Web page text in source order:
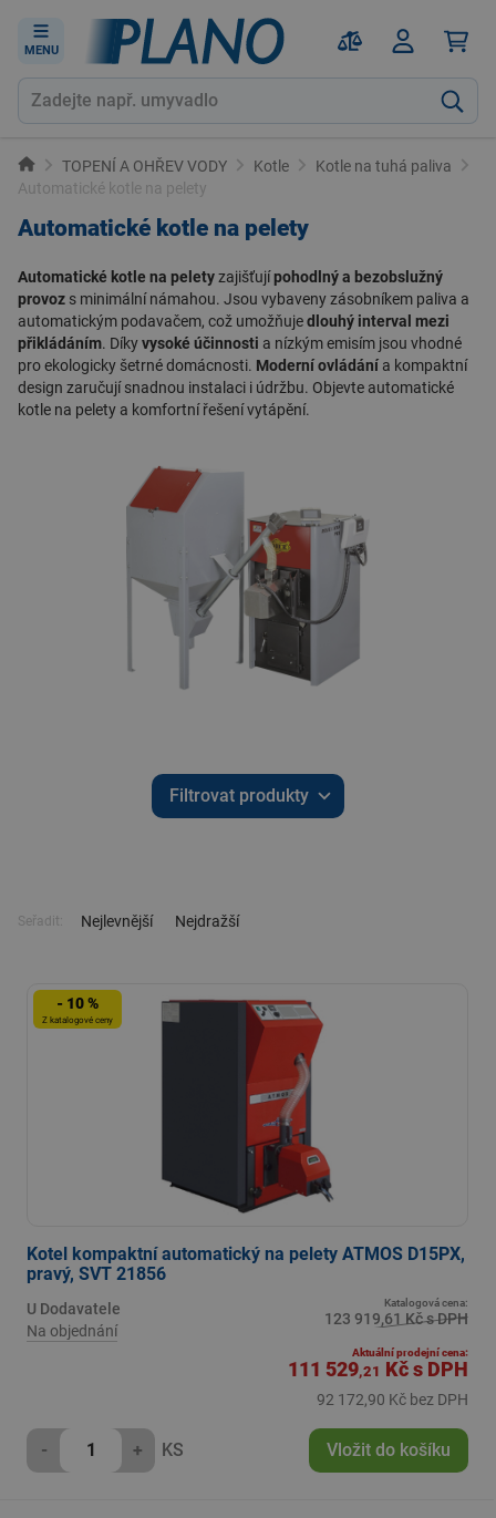
MENU
TOPENÍ A OHŘEV VODY Kotle
Kotle na tuhá paliva
Automatické kotle na pelety
Automatické kotle na pelety
Automatické kotle na peletyzajišťujípohodlný a bezobslužný
provoz s minimální námahou. Jsou vybaveny zásobníkem paliva a
automatickým podavačem, což umožňujedlouhý interval mezi
přikládáním. Díkyvysoké účinnosti a nízkým emisím jsou vhodné
pro ekologicky šetrné domácnosti. Moderní ovládání a kompaktní
design zaručují snadnou instalaci i údržbu. Objevte automatické
kotle na pelety a komfortní řešení vytápění.
Filtrovat produkty
Seřadit: Nejlevnější Nejdražší
- 10 %
Z katalogové ceny
Kotel kompaktní automatický na pelety ATMOS D15PX,
pravý, SVT 21856
U Dodavatele
Na objednání
Katalogová cena:
123 919,61 Kč s DPH
Aktuální prodejní cena:
111 529,21 Kčs DPH
92 172,90 Kč bez DPH
- + KS Vložit do košíku